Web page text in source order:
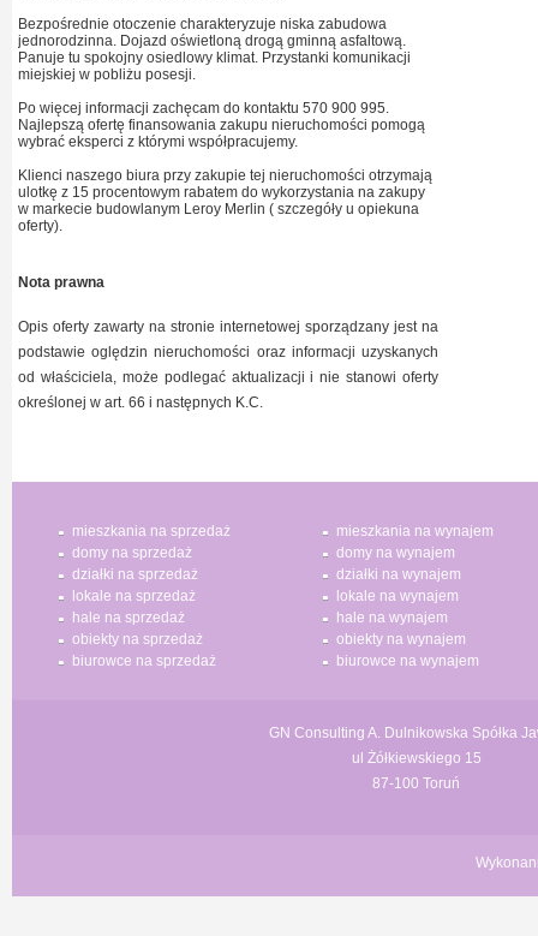
Bezpośrednie otoczenie charakteryzuje niska zabudowa
jednorodzinna. Dojazd oświetloną drogą gminną asfaltową.
Panuje tu spokojny osiedlowy klimat. Przystanki komunikacji
miejskiej w pobliżu posesji.
Po więcej informacji zachęcam do kontaktu 570 900 995.
Najlepszą ofertę finansowania zakupu nieruchomości pomogą
wybrać eksperci z którymi współpracujemy.
Klienci naszego biura przy zakupie tej nieruchomości otrzymają
ulotkę z 15 procentowym rabatem do wykorzystania na zakupy
w markecie budowlanym Leroy Merlin ( szczegóły u opiekuna
oferty).
Nota prawna
Opis oferty zawarty na stronie internetowej sporządzany jest na
podstawie oględzin nieruchomości oraz informacji uzyskanych
od właściciela, może podlegać aktualizacji i nie stanowi oferty
określonej w art. 66 i następnych K.C.
mieszkania na sprzedaż
domy na sprzedaż
działki na sprzedaż
lokale na sprzedaż
hale na sprzedaż
obiekty na sprzedaż
biurowce na sprzedaż
mieszkania na wynajem
domy na wynajem
działki na wynajem
lokale na wynajem
hale na wynajem
obiekty na wynajem
biurowce na wynajem
GN Consulting A. Dulnikowska Spółka
ul Żółkiewskiego 15
87-100 Toruń